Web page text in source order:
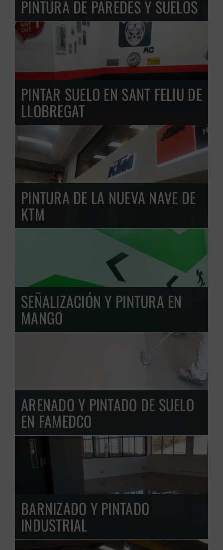
PINTURA DE PAREDES Y SUELOS
PINTAR SUELO EN SANT FELIU DE
LLOBREGAT
PINTURA DE LA NUEVA NAVE DE
KTM
SEÑALIZACIÓN Y PINTURA EN
MANGO
ARENADO Y PINTADO DE SUELO
EN FAMEDCO
BARNIZADO Y PINTADO
INDUSTRIAL